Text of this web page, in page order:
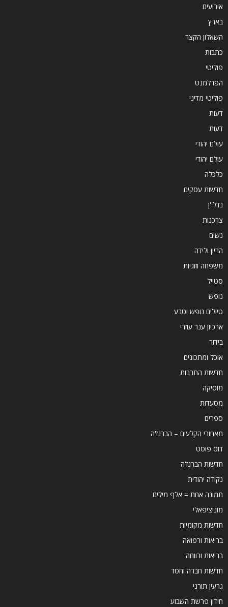
אירועים
בארץ
השאלון הקצר
כתבות
פוליטי
הפרלמנט
פוליטי מדיני
דעות
דעות
עולם יהודי
עולם יהודי
כלכלה
חדשות עסקים
נדל''ן
צרכנות
נשים
הריון ולידה
משפחה וזוגיות
סטייל
נופש
טיולים נופש וטבע
ארכיון ענר עוזרי
בידור
אוכל ומתכונים
חדשות התרבות
מוסיקה
מסעדות
ספרים
מאחורי הקלעים – הברנז'ה
דוס פוסט
חדשות הברנז'ה
נקודה יהודית
תמונה אחת = אלף מילים
מוניציפאלי
חדשות מקומיות
בריאות ורפואה
בריאות ורווחה
חדשות חברה וחסד
גרעין תורני
חידון פרשת השבוע